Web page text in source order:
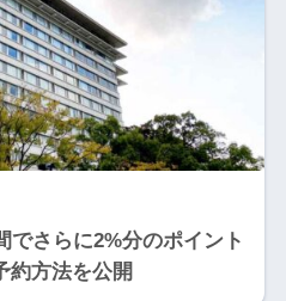
でさらに2%分のポイント
約方法を公開